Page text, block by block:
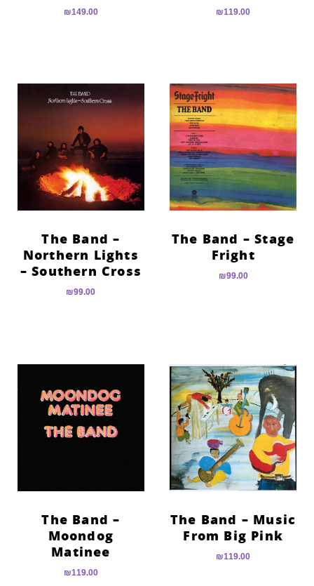
₪119.00
₪149.00
The Band – Stage
Fright
₪99.00
The Band –
Northern Lights
– Southern Cross
₪99.00
The Band – Music
From Big Pink
₪119.00
The Band –
Moondog
Matinee
₪119.00